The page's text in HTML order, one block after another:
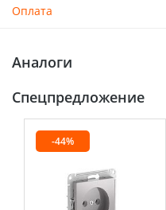
Оплата
Аналоги
Спецпредложение
-44%